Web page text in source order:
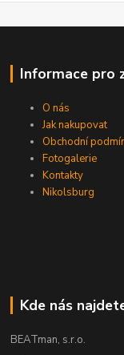
Informace pro
O nás
Jak nakupovat
Obchodní
Fotogalerie
Kontakty
Nikolsburg
Kde nás
BEATman, s.r.o.